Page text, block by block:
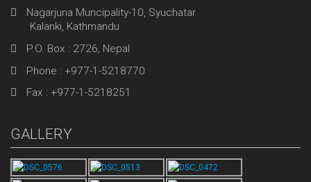
Nagarjuna Muncipality-10, Syuchatar
Kalanki, Kathmandu
P.O. Box : 2726, Nepal
Phone : +977-1-5218770
Fax : +977-1-5218251
GALLERY